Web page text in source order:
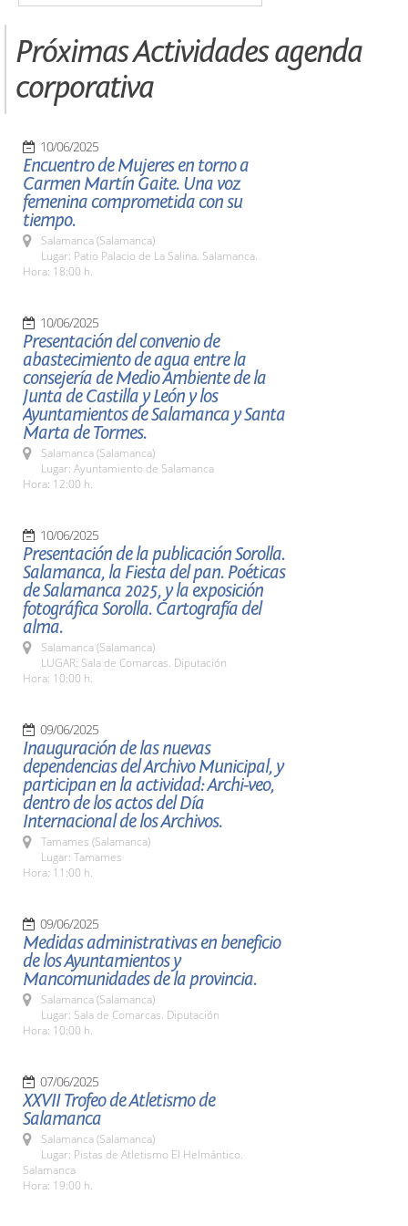
Próximas Actividades agenda
corporativa
10/06/2025
Encuentro de Mujeres en torno a
Carmen Martín Gaite. Una voz
femenina comprometida con su
tiempo.
Salamanca (Salamanca)
Lugar: Patio Palacio de La Salina. Salamanca.
Hora: 18:00 h.
10/06/2025
Presentación del convenio de
abastecimiento de agua entre la
consejería de Medio Ambiente de la
Junta de Castilla y León y los
Ayuntamientos de Salamanca y Santa
Marta de Tormes.
Salamanca (Salamanca)
Lugar: Ayuntamiento de Salamanca
Hora: 12:00 h.
10/06/2025
Presentación de la publicación Sorolla.
Salamanca, la Fiesta del pan. Poéticas
de Salamanca 2025, y la exposición
fotográfica Sorolla. Cartografía del
alma.
Salamanca (Salamanca)
LUGAR: Sala de Comarcas. Diputación
Hora: 10:00 h.
09/06/2025
Inauguración de las nuevas
dependencias del Archivo Municipal, y
participan en la actividad: Archi-veo,
dentro de los actos del Día
Internacional de los Archivos.
Tamames (Salamanca)
Lugar: Tamames
Hora: 11:00 h.
09/06/2025
Medidas administrativas en beneficio
de los Ayuntamientos y
Mancomunidades de la provincia.
Salamanca (Salamanca)
Lugar: Sala de Comarcas. Diputación
Hora: 10:00 h.
07/06/2025
XXVII Trofeo de Atletismo de
Salamanca
Salamanca (Salamanca)
Lugar: Pistas de Atletismo El Helmántico.
Salamanca
Hora: 19:00 h.